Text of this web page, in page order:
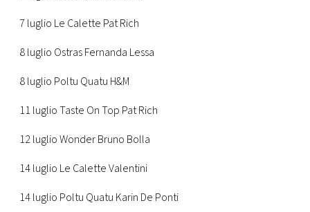
7 luglio Le Calette Pat Rich
8 luglio Ostras Fernanda Lessa
8 luglio Poltu Quatu H&M
11 luglio Taste On Top Pat Rich
12 luglio Wonder Bruno Bolla
14 luglio Le Calette Valentini
14 luglio Poltu Quatu Karin De Ponti